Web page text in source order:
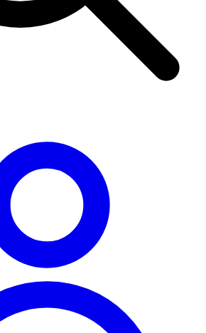
for its crystal-clear lakes and diverse
through the picturesque scenery,
both leisurely strolls and challenging
all levels of outdoor enthusiasts. In
churches that are UNESCO World
can savor traditional Catalan cuisine and
of the locals.
3-7 días Moderado
Boí es durante los meses de verano,